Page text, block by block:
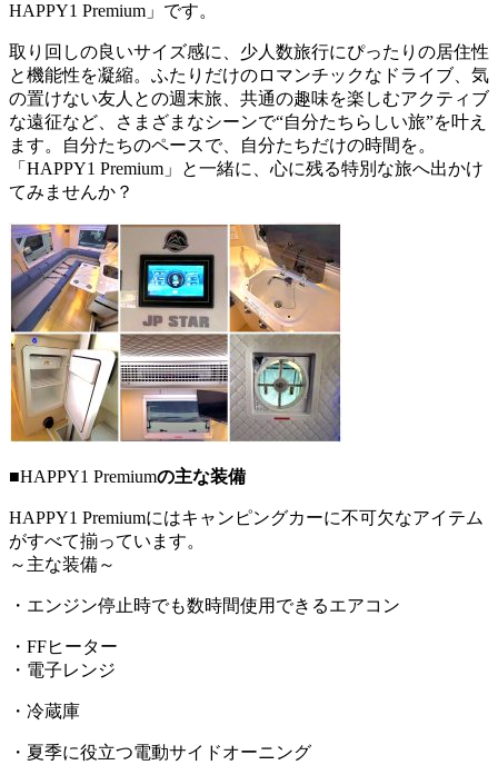
HAPPY1 Premium」です。
取り回しの良いサイズ感に、少人数旅行にぴったりの居住性
と機能性を凝縮。ふたりだけのロマンチックなドライブ、気
の置けない友人との週末旅、共通の趣味を楽しむアクティブ
な遠征など、さまざまなシーンで“自分たちらしい旅”を叶え
ます。自分たちのペースで、自分たちだけの時間を。
「HAPPY1 Premium」と一緒に、心に残る特別な旅へ出かけ
てみませんか？
■HAPPY1 Premiumの主な装備
HAPPY1 Premiumにはキャンピングカーに不可欠なアイテム
がすべて揃っています。
～主な装備～
・エンジン停止時でも数時間使用できるエアコン
・FFヒーター
・電子レンジ
・冷蔵庫
・夏季に役立つ電動サイドオーニング